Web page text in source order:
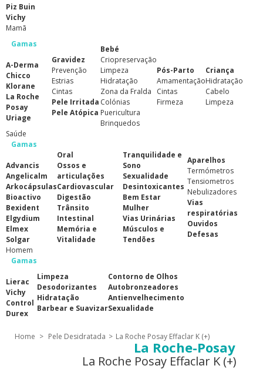
Piz Buin
Vichy
Mamã
Gamas
A-Derma
Chicco
Klorane
La Roche
Posay
Uriage
Gravidez
Prevenção
Estrias
Cintas
Pele Irritada
Pele Atópica
Bebé
Criopreservação
Limpeza
Hidratação
Zona da Fralda
Colónias
Puericultura
Brinquedos
Pós-Parto
Amamentação
Cintas
Firmeza
Criança
Hidratação
Cabelo
Limpeza
Saúde
Gamas
Advancis
Angelicalm
Arkocápsulas
Bioactivo
Bexident
Elgydium
Elmex
Solgar
Oral
Ossos e
articulações
Cardiovascular
Digestão
Trânsito
Intestinal
Memória e
Vitalidade
Tranquilidade e
Sono
Sexualidade
Desintoxicantes
Bem Estar
Mulher
Vias Urinárias
Músculos e
Tendões
Aparelhos
Termómetros
Tensiometros
Nebulizadores
Vias
respiratórias
Ouvidos
Defesas
Homem
Gamas
Lierac
Vichy
Control
Durex
Limpeza
Desodorizantes
Hidratação
Barbear e Suavizar
Contorno de Olhos
Autobronzeadores
Antienvelhecimento
Sexualidade
Home > Pele Desidratada > La Roche Posay Effaclar K (+)
La Roche-Posay
La Roche Posay Effaclar K (+)